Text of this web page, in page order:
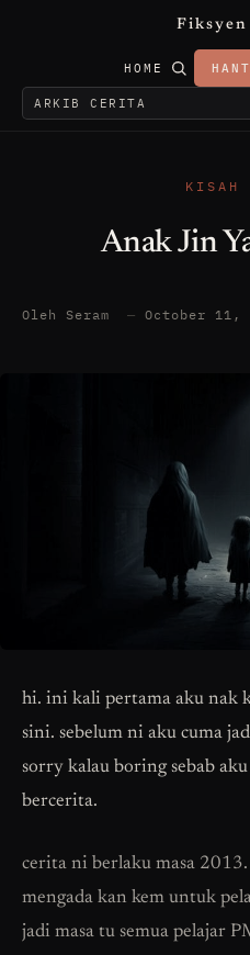
Fiksyen
HOME
KISAH
Anak Jin
Oleh Seram — October 11,
hi. ini kali pertama aku nak
sini. sebelum ni aku cuma
sorry kalau boring sebab
bercerita.
cerita ni berlaku masa 2013.
mengada kan kem untuk
jadi masa tu semua pelajar